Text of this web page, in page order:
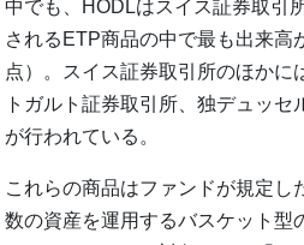
中でも、HODLはスイス証券取引
されるETP商品の中で最も出来高
点）。スイス証券取引所のほかに
トガルト証券取引所、独デュッセ
が行われている。
これらの商品はファンドが規定し
数の資産を運用するバスケット型